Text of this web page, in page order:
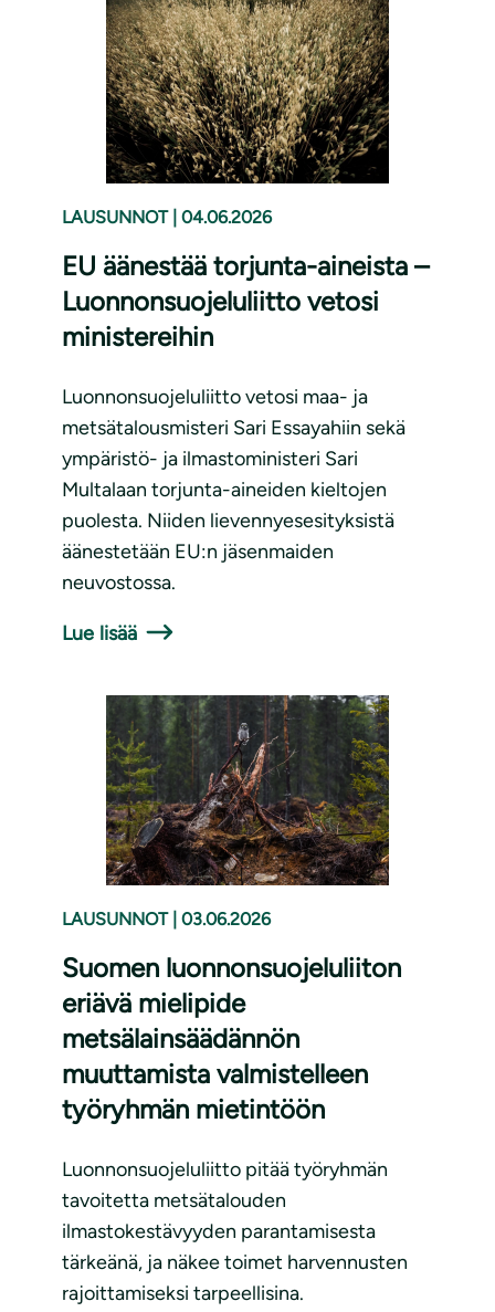
LAUSUNNOT 04.06.2026
EU äänestää torjunta-aineista –
Luonnonsuojeluliitto vetosi
ministereihin
Luonnonsuojeluliitto vetosi maa- ja
metsätalousmisteri Sari Essayahiin sekä
ympäristö- ja ilmastoministeri Sari
Multalaan torjunta-aineiden kieltojen
puolesta. Niiden lievennyesesityksistä
äänestetään EU:n jäsenmaiden
neuvostossa.
Lue lisää
LAUSUNNOT 03.06.2026
Suomen luonnonsuojeluliiton
eriävä mielipide
metsälainsäädännön
muuttamista valmistelleen
työryhmän mietintöön
Luonnonsuojeluliitto pitää työryhmän
tavoitetta metsätalouden
ilmastokestävyyden parantamisesta
tärkeänä, ja näkee toimet harvennusten
rajoittamiseksi tarpeellisina.